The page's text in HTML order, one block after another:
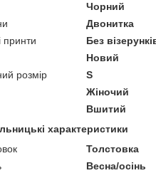
Чорний
Двонитка
принти
Без
Новий
розмір
S
Жіночий
Вшитий
характеристики
Толстовка
Весна/осінь